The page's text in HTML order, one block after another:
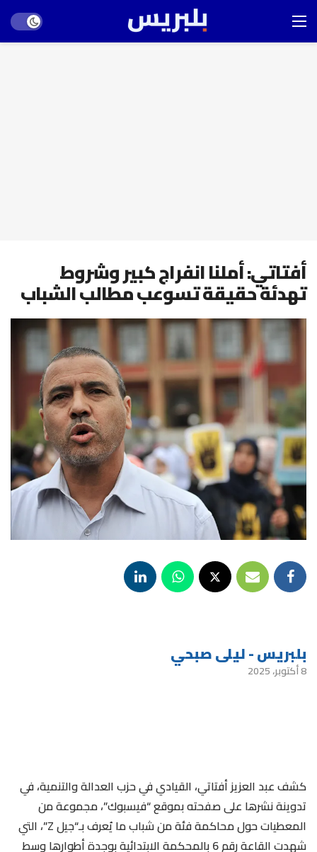
mode
أفتاتي: أملنا انفراج كبير وشروط
تهدئة حقيقة تسوعب مطالب الشباب
بلبريس - ليلى صبحي
8 أكتوبر، 2025
كشف عبد العزيز أفتاتي، القيادي في حزب العدالة والتنمية، في
تدوينة نشرها على صفحته بموقع “فيسبوك”، مجموعة من
المعطيات حول محاكمة فئة من شباب ما يُعرف بـ“جيل Z”، التي
شهدت القاعة رقم 6 بالمحكمة الابتدائية بوجدة أطوارها وسط